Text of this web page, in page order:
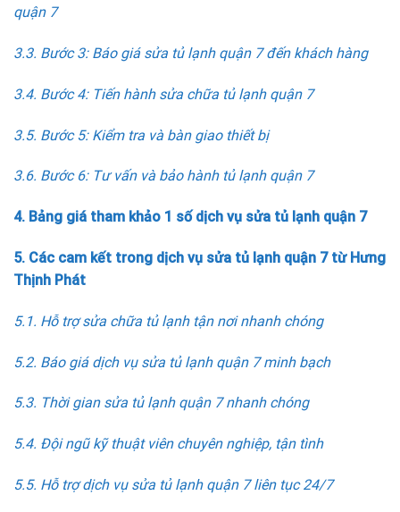
quận 7
3.3. Bước 3: Báo giá sửa tủ lạnh quận 7 đến khách hàng
3.4. Bước 4: Tiến hành sửa chữa tủ lạnh quận 7
3.5. Bước 5: Kiểm tra và bàn giao thiết bị
3.6. Bước 6: Tư vấn và bảo hành tủ lạnh quận 7
4. Bảng giá tham khảo 1 số dịch vụ sửa tủ lạnh quận 7
5. Các cam kết trong dịch vụ sửa tủ lạnh quận 7 từ Hưng
Thịnh Phát
5.1. Hỗ trợ sửa chữa tủ lạnh tận nơi nhanh chóng
5.2. Báo giá dịch vụ sửa tủ lạnh quận 7 minh bạch
5.3. Thời gian sửa tủ lạnh quận 7 nhanh chóng
5.4. Đội ngũ kỹ thuật viên chuyên nghiệp, tận tình
5.5. Hỗ trợ dịch vụ sửa tủ lạnh quận 7 liên tục 24/7